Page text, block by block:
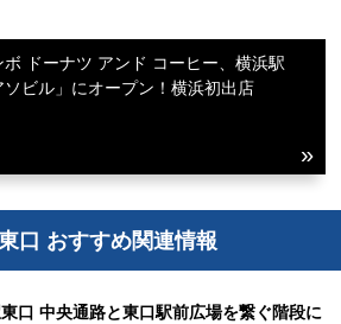
ボ ドーナツ アンド コーヒー、横浜駅
ソビル」にオープン！横浜初出店
口 おすすめ関連情報
口 中央通路と東口駅前広場を繋ぐ階段に